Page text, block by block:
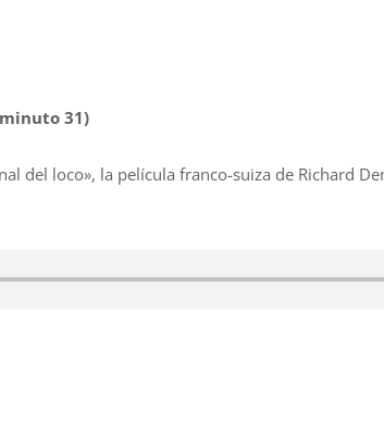
31)
del loco», la película franco-suiza de Richard